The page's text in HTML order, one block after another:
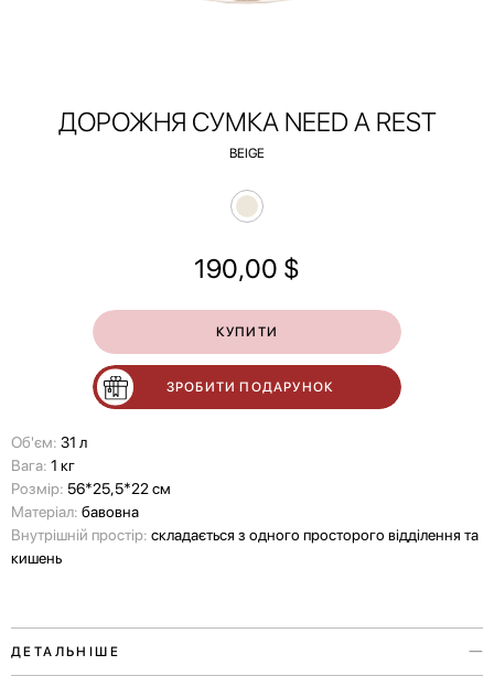
ДОРОЖНЯ СУМКА NEED A REST
BEIGE
190,00 $
КУПИТИ
ЗРОБИТИ ПОДАРУНОК
Об'єм: 31 л
Вага: 1 кг
Розмір: 56*25,5*22 см
Матеріал: бавовна
Внутрішній простір: складається з одного просторого відділення та
кишень
ДЕТАЛЬНІШЕ